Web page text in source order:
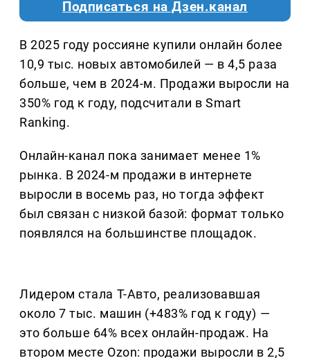
Подписаться на Дзен.канал
В 2025 году россияне купили онлайн более
10,9 тыс. новых автомобилей — в 4,5 раза
больше, чем в 2024-м. Продажи выросли на
350% год к году, подсчитали в Smart
Ranking.
Онлайн-канал пока занимает менее 1%
рынка. В 2024-м продажи в интернете
выросли в восемь раз, но тогда эффект
был связан с низкой базой: формат только
появлялся на большинстве площадок.
Лидером стала Т-Авто, реализовавшая
около 7 тыс. машин (+483% год к году) —
это больше 64% всех онлайн-продаж. На
втором месте Ozon: продажи выросли в 2,5